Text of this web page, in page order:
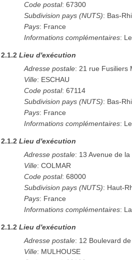
Code postal:67300
Subdivision pays (NUTS): Bas-
Pays: France
Informations complémentaires:
2.1.2Lieu d'exécution
Adresse postale:21 rue Fusiliers
Ville: ESCHAU
Code postal:67114
Subdivision pays (NUTS): Bas-
Pays: France
Informations complémentaires:
2.1.2Lieu d'exécution
Adresse postale: 13 Avenue de
Ville:COLMAR
Code postal:68000
Subdivision pays (NUTS): Haut-
Pays: France
Informations complémentaires:
2.1.2Lieu d'exécution
Adresse postale: 12 Boulevard
Ville: MULHOUSE